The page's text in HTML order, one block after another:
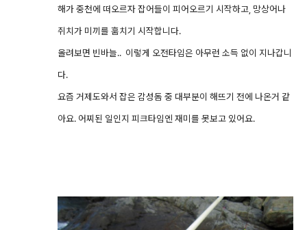
해가 중천에 떠오르자 잡어들이 피어오르기 시작하고, 망상어나
쥐치가 미끼를 훔치기 시작합니다.
올려보면 빈바늘.. 이렇게 오전타임은 아무런 소득 없이 지나갑니
다.
요즘 거제도와서 잡은 감성돔 중 대부분이 해뜨기 전에 나온거 같
아요. 어찌된 일인지 피크타임엔 재미를 못보고 있어요.